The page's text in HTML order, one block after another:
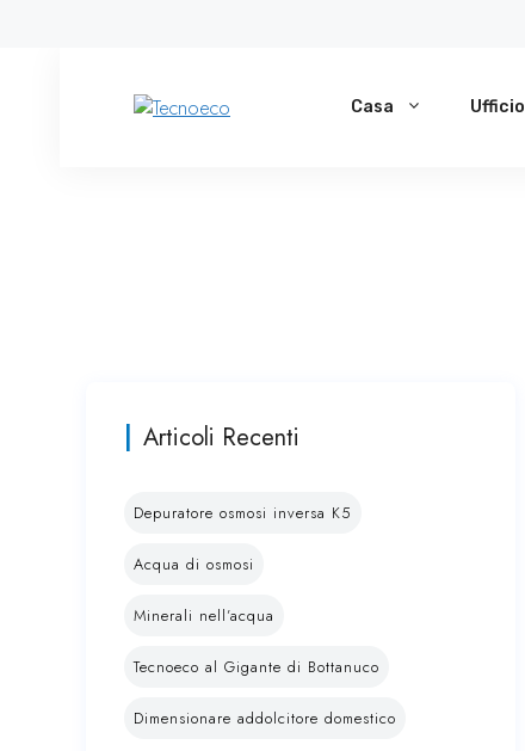
Casa Ufficio
Articoli Recenti
Depuratore osmosi inversa K5
Acqua di osmosi
Minerali nell’acqua
Tecnoeco al Gigante di Bottanuco
Dimensionare addolcitore domestico